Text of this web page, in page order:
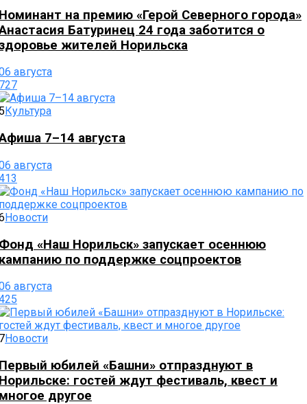
на премию «Герой Северного города»
Батуринец 24 года заботится о
жителей Норильска
августа
Культура
7–14 августа
августа
Новости
«Наш Норильск» запускает осеннюю
по поддержке соцпроектов
августа
Новости
юбилей «Башни» отпразднуют в
гостей ждут фестиваль, квест и
другое